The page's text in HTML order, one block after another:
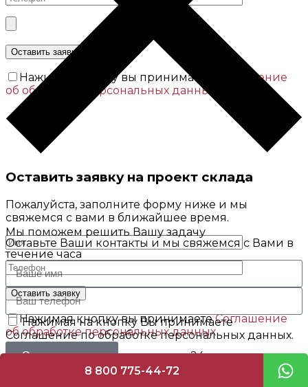
8 800 775-44-72
Нажимая кнопку вы принимаете
Соглашение
об обработке персональных данных
Оставить заявку на проект склада
Пожалуйста, заполните форму ниже и мы
свяжемся с вами в ближайшее время.
Нажимая кнопку вы принимаетеСоглашение
об обработке персональных данных
Мы свяжемся с вами в течение 24 часов или
позвоните нам 8 800 775-44-72
Мы поможем решить Вашу задачу
Оставьте Ваши контакты и мы свяжемся с Вами в
течение часа
Нажимая на кнопку Вы принимаете
Соглашение по обработке персональных данных.
Оставить заявку